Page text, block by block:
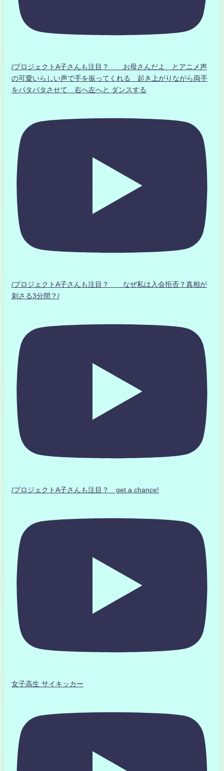
/プロジェクトA子さんも注目？ お母さんだよ とアニメ声
の可愛いらしい声で手を振ってくれる 起き上がりながら両手
をパタパタさせて 右へ左へと ダンスする
/プロジェクトA子さんも注目？ なぜ私は入会拒否？真相が
刺さる3分間？/
/プロジェクトA子さんも注目？ get a chance!
女子高生 サイキッカー